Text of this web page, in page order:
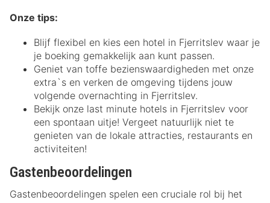
Onze tips:
Blijf flexibel en kies een hotel in Fjerritslev waar je
je boeking gemakkelijk aan kunt passen.
Geniet van toffe bezienswaardigheden met onze
extra`s en verken de omgeving tijdens jouw
volgende overnachting in Fjerritslev.
Bekijk onze last minute hotels in Fjerritslev voor
een spontaan uitje! Vergeet natuurlijk niet te
genieten van de lokale attracties, restaurants en
activiteiten!
Gastenbeoordelingen
Gastenbeoordelingen spelen een cruciale rol bij het